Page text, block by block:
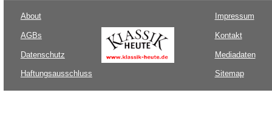
About
AGBs
Datenschutz
Haftungsausschluss
Impressum
Kontakt
Mediadaten
Sitemap